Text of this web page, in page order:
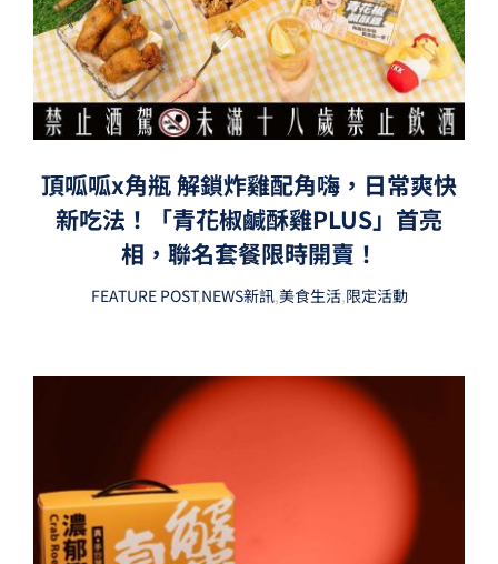
頂呱呱x角瓶 解鎖炸雞配角嗨，日常爽快
新吃法！「青花椒鹹酥雞PLUS」首亮
相，聯名套餐限時開賣！
FEATURE POST,NEWS新訊,美食生活,限定活動